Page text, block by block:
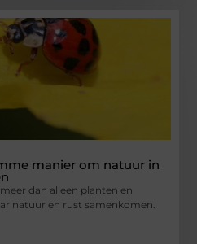
manier om natuur in
dan alleen planten en
natuur en rust samenkomen.